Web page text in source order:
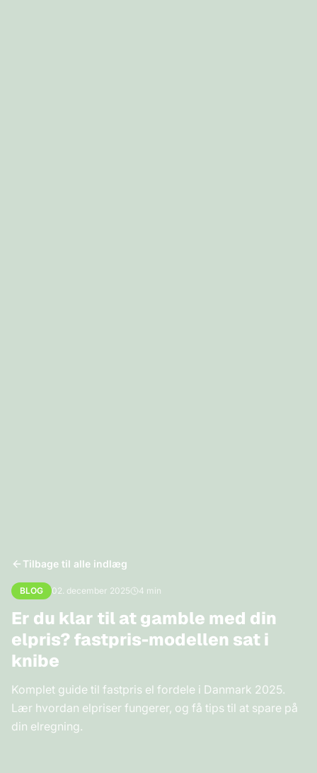
Tilbage til alle indlæg
BLOG 02. december 2025 4 min
Er du klar til at gamble med din
elpris? fastpris-modellen sat i
knibe
Komplet guide til fastpris el fordele i Danmark 2025.
Lær hvordan elpriser fungerer, og få tips til at spare på
din elregning.